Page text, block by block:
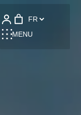
MENU
Language